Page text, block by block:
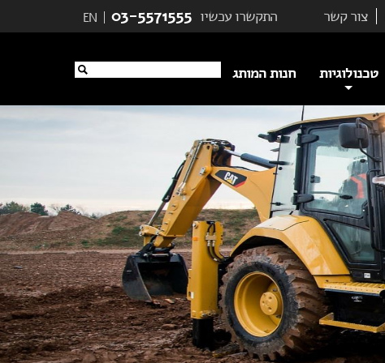
התקשרו עכשיו 03-5571555
EN צור קשר
טכנולוגיות חנות המותג